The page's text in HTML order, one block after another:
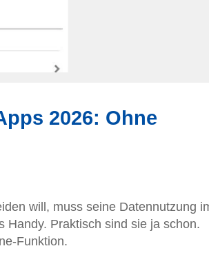
2026: Ohne
will, muss seine Datennutzung
Handy. Praktisch sind sie ja schon.
Funktion.